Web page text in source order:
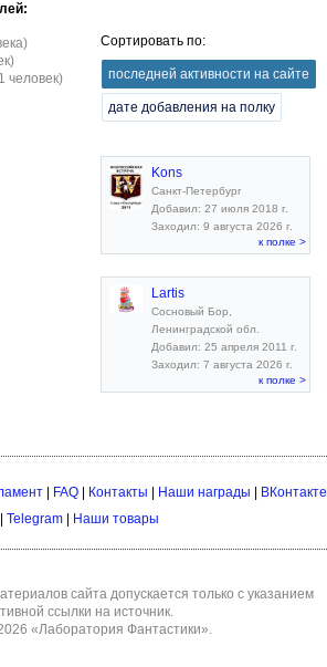
человек)
Сортировать по:
последней активности на сайте
дате добавления на полку
Kons
Санкт-Петербург
Добавил: 27 июля 2018 г.
Заходил: 9 августа 2026 г.
к полке >
Lartis
Сосновый Бор,
Ленинградской обл.
Добавил: 25 апреля 2011 г.
Заходил: 7 августа 2026 г.
к полке >
| FAQ| Контакты Наши награды
ВКонтакте
Telegram Наши товары
сайта допускается только с указанием
ссылки на источник.
«Лаборатория Фантастики».